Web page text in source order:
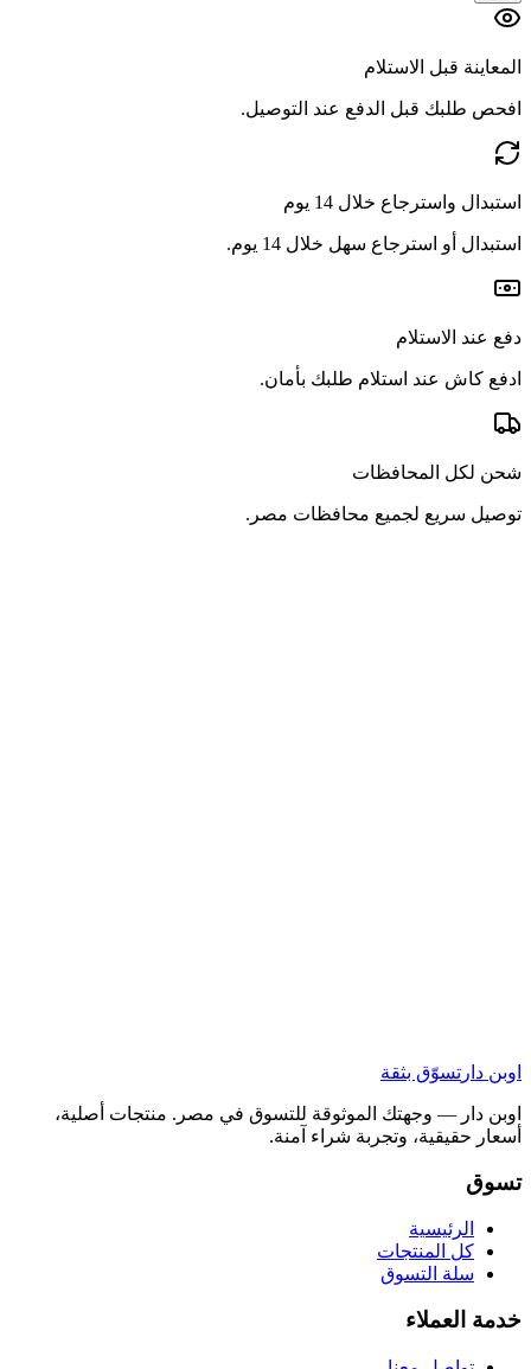
المعاينة قبل الاستلام
افحص طلبك قبل الدفع عند التوصيل.
استبدال واسترجاع خلال 14 يوم
استبدال أو استرجاع سهل خلال 14 يوم.
دفع عند الاستلام
ادفع كاش عند استلام طلبك بأمان.
شحن لكل المحافظات
توصيل سريع لجميع محافظات مصر.
اوبن دار تسوّق بثقة
اوبن دار — وجهتك الموثوقة للتسوق في مصر. منتجات أصلية،
أسعار حقيقية، وتجربة شراء آمنة.
تسوق
الرئيسية
كل المنتجات
سلة التسوق
خدمة العملاء